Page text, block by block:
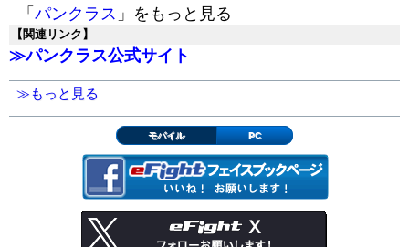
「 パンクラス 」をもっと見る
【関連リンク】
≫パンクラス公式サイト
≫もっと見る
モバイル PC